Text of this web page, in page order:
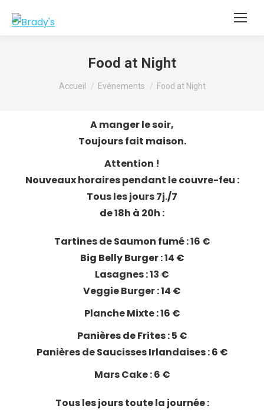
Food at Night
Vous êtes ici :
Accueil Evénements Food at Night
A manger le soir,
Toujours fait maison.
Attention !
Nouveaux horaires pendant le couvre-feu :
Tous les jours 7j./7
de 18h à 20h :
Tartines de Saumon fumé : 16 €
Big Belly Burger : 14 €
Lasagnes : 13 €
Veggie Burger : 14 €
Planche Mixte : 16 €
Panières de Frites : 5 €
Panières de Saucisses Irlandaises : 6 €
Mars Cake : 6 €
Tous les jours toute la journée :